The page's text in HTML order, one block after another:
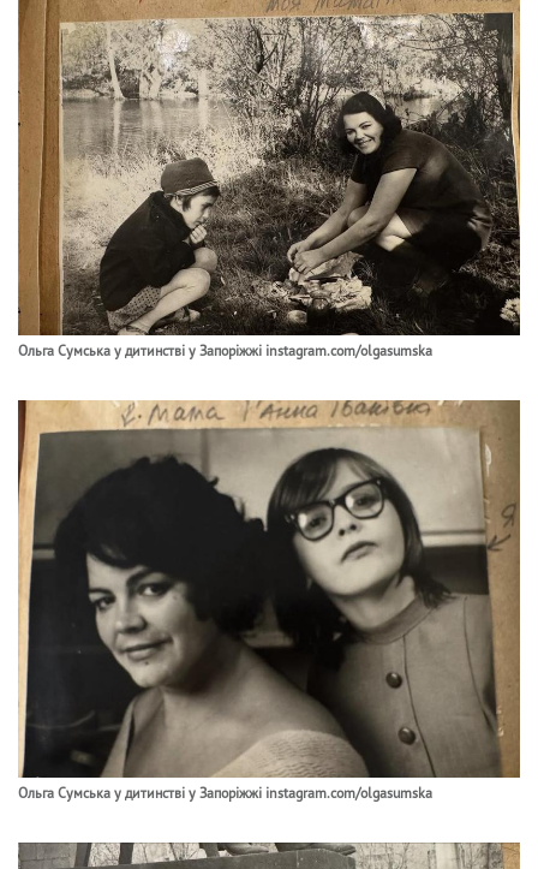
Ольга Сумська у дитинстві у Запоріжжі instagram.com/olgasumska
Ольга Сумська у дитинстві у Запоріжжі instagram.com/olgasumska